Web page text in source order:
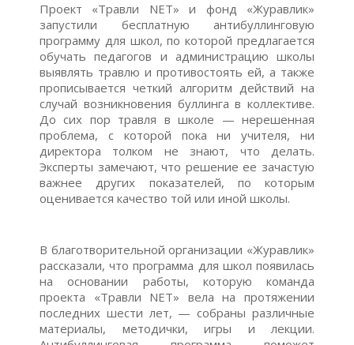
Проект «Травли NET» и фонд «Журавлик»
запустили бесплатную антибуллинговую
программу для школ, по которой предлагается
обучать педагогов и администрацию школы
выявлять травлю и противостоять ей, а также
прописывается четкий алгоритм действий на
случай возникновения буллинга в коллективе.
До сих пор травля в школе — нерешенная
проблема, с которой пока ни учителя, ни
директора толком не знают, что делать.
Эксперты замечают, что решение ее зачастую
важнее других показателей, по которым
оценивается качество той или иной школы.
В благотворительной организации «Журавлик»
рассказали, что программа для школ появилась
на основании работы, которую команда
проекта «Травли NET» вела на протяжении
последних шести лет, — собраны различные
материалы, методички, игры и лекции.